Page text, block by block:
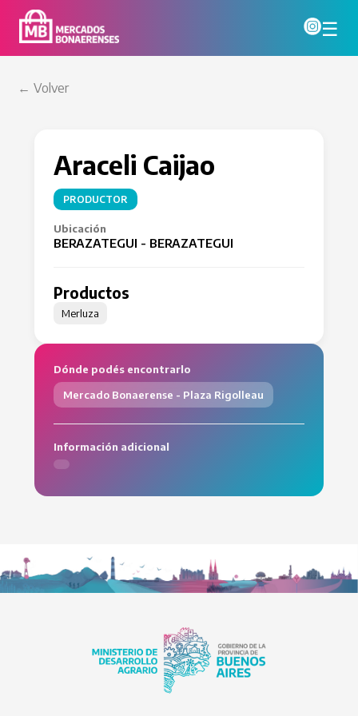
☰
← Volver
Araceli Caijao
PRODUCTOR
Ubicación
BERAZATEGUI - BERAZATEGUI
Productos
Merluza
Dónde podés encontrarlo
Mercado Bonaerense - Plaza Rigolleau
Información adicional